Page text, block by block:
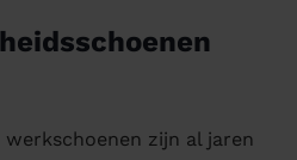
zijn al jaren